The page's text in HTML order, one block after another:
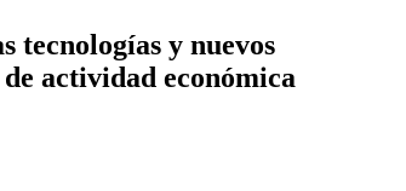
tecnologías y nuevos
actividad económica